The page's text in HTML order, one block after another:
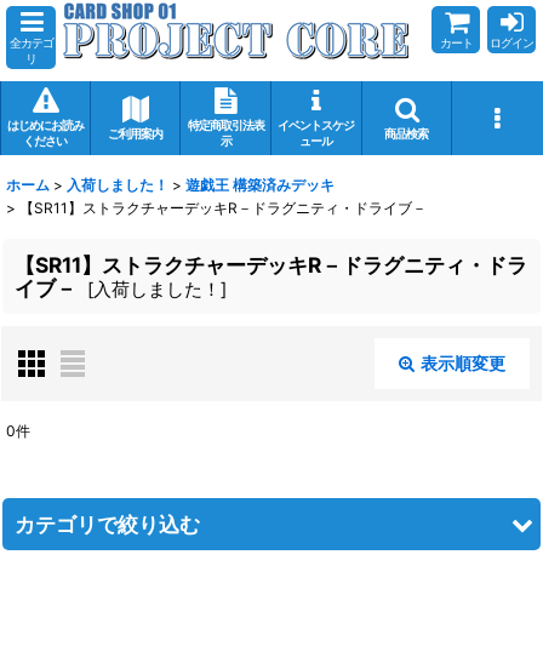
全カテゴ
リ
カート ログイン
はじめにお読み
ください
ご利用案内
特定商取引法表
示
イベントスケジ
ュール
商品検索
ホーム > 入荷しました！ > 遊戯王 構築済みデッキ
>
【SR11】ストラクチャーデッキR－ドラグニティ・ドライブ－
【SR11】ストラクチャーデッキR－ドラグニティ・ドラ
イブ－
[入荷しました！ ]
表示順変更
在庫あり
0件
カテゴリで絞り込む